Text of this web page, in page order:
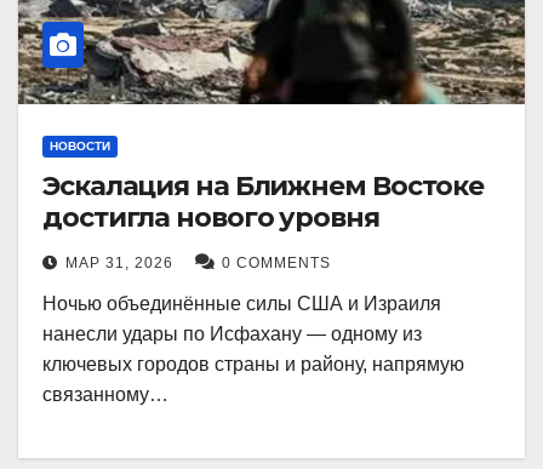
НОВОСТИ
Эскалация на Ближнем Востоке
достигла нового уровня
МАР 31, 2026 0 COMMENTS
Ночью объединённые силы США и Израиля
нанесли удары по Исфахану — одному из
ключевых городов страны и району, напрямую
связанному…